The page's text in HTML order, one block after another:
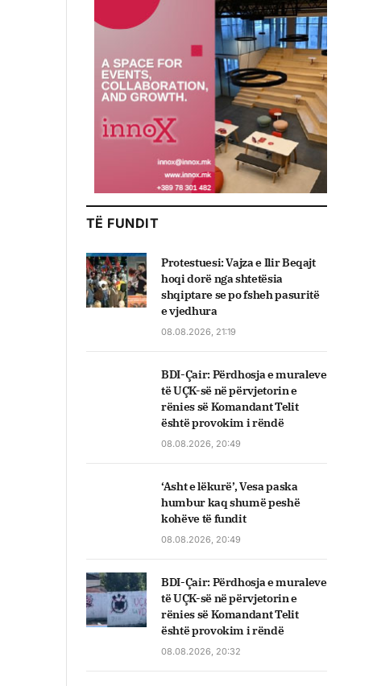
TË FUNDIT
Protestuesi: Vajza e Ilir Beqajt
hoqi dorë nga shtetësia
shqiptare se po fsheh pasuritë
e vjedhura
08.08.2026, 21:19
BDI-Çair: Përdhosja e muraleve
të UÇK-së në përvjetorin e
rënies së Komandant Telit
është provokim i rëndë
08.08.2026, 20:49
‘Asht e lëkurë’, Vesa paska
humbur kaq shumë peshë
kohëve të fundit
08.08.2026, 20:49
BDI-Çair: Përdhosja e muraleve
të UÇK-së në përvjetorin e
rënies së Komandant Telit
është provokim i rëndë
08.08.2026, 20:32